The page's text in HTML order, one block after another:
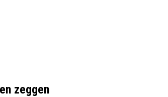
zeggen